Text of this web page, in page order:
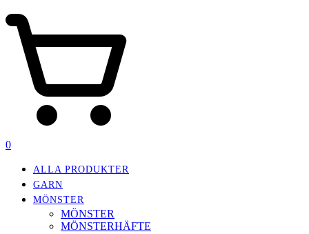
0
ALLA PRODUKTER
GARN
MÖNSTER
MÖNSTER
MÖNSTERHÄFTE